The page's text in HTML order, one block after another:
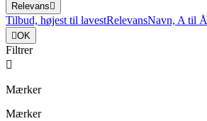
Relevans 
Tilbud, højest til lavestRelevansNavn, A til Å
OK
Filtrer

Mærker
Mærker